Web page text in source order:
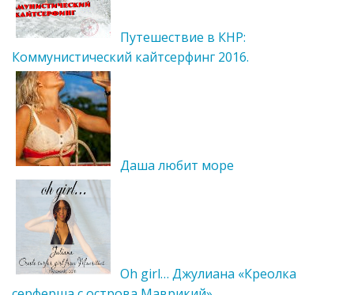
Путешествие в КНР:
Коммунистический кайтсерфинг 2016.
Даша любит море
Oh girl… Джулиана «Креолка